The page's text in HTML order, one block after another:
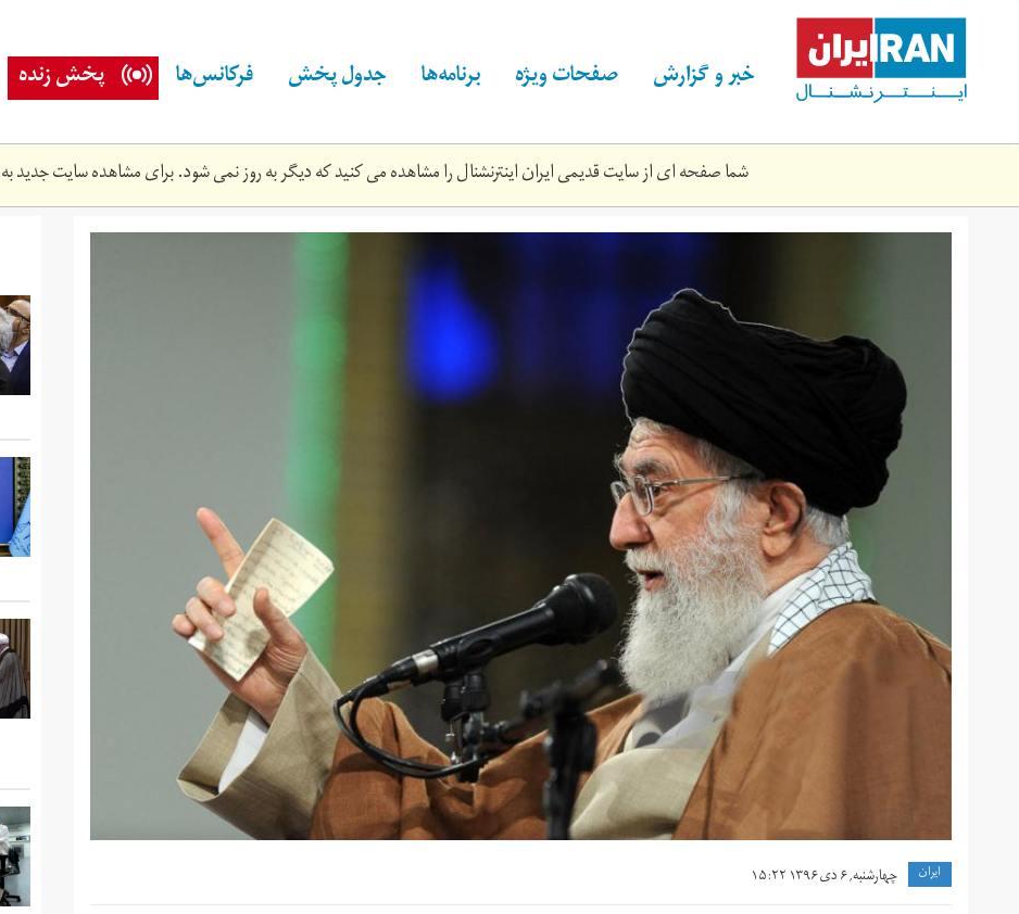
content خبر و گزارش صفحات ویژه برنامه‌ها جدول پخش فرکانس‌ها پخش زنده
شما صفحه ای از سایت قدیمی ایران اینترنشنال را مشاهده می کنید که دیگر به روز نمی شود. برای مشاهده سایت جدید به
57614530.jpg
ايران چهارشنبه, ۶ دی ۱۳۹۶ ۱۵:۲۲